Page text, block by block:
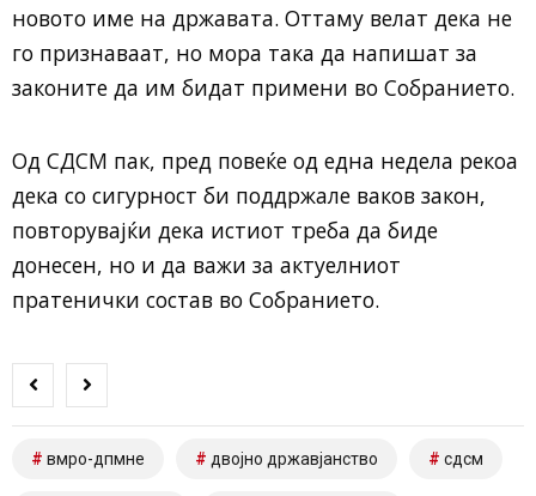
новото име на државата. Оттаму велат дека не
го признаваат, но мора така да напишат за
законите да им бидат примени во Собранието.
Од СДСМ пак, пред повеќе од една недела рекоа
дека со сигурност би поддржале ваков закон,
повторувајќи дека истиот треба да биде
донесен, но и да важи за актуелниот
пратенички состав во Собранието.
вмро-дпмне двојно државјанство сдсм